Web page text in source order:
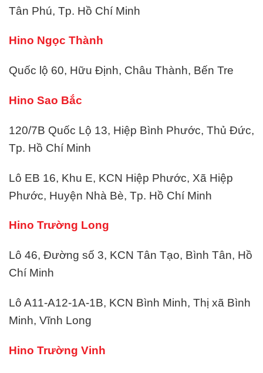
Tân Phú, Tp. Hồ Chí Minh
Hino Ngọc Thành
Quốc lộ 60, Hữu Định, Châu Thành, Bến Tre
Hino Sao Bắc
120/7B Quốc Lộ 13, Hiệp Bình Phước, Thủ Đức,
Tp. Hồ Chí Minh
Lô EB 16, Khu E, KCN Hiệp Phước, Xã Hiệp
Phước, Huyện Nhà Bè, Tp. Hồ Chí Minh
Hino Trường Long
Lô 46, Đường số 3, KCN Tân Tạo, Bình Tân, Hồ
Chí Minh
Lô A11-A12-1A-1B, KCN Bình Minh, Thị xã Bình
Minh, Vĩnh Long
Hino Trường Vinh